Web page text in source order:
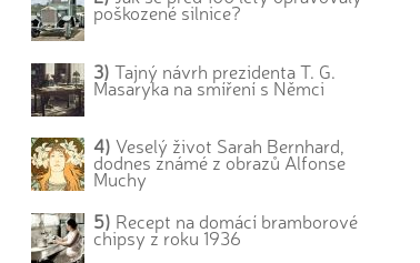
poškozené silnice?
3) Tajný návrh prezidenta T. G.
Masaryka na smíření s Němci
4) Veselý život Sarah Bernhard,
dodnes známé z obrazů Alfonse
Muchy
5) Recept na domácí bramborové
chipsy z roku 1936